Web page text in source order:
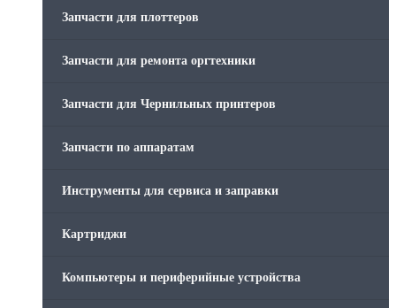
Запчасти для плоттеров
Запчасти для ремонта оргтехники
Запчасти для Чернильных принтеров
Запчасти по аппаратам
Инструменты для сервиса и заправки
Картриджи
Компьютеры и периферийные устройства